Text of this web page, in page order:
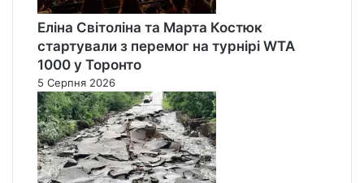
Еліна Світоліна та Марта Костюк
стартували з перемог на турнірі WTA
1000 у Торонто
5 Серпня 2026